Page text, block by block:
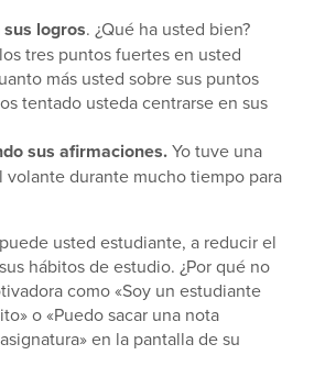
logros. ¿Qué ha usted bien?
tres puntos fuertes en usted
más usted sobre sus puntos
tentado usteda centrarse en sus
sus afirmaciones.Yo tuve una
volante durante mucho tiempo para
usted estudiante, a reducir el
hábitos de estudio. ¿Por qué no
como «Soy un estudiante
o «Puedo sacar una nota
en la pantalla de su